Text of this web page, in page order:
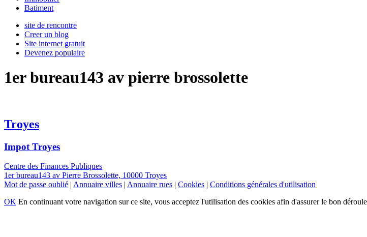
Batiment
site de rencontre
Creer un blog
Site internet gratuit
Devenez populaire
1er bureau143 av pierre brossolette
Troyes
Impot Troyes
Centre des Finances Publiques
1er bureau143 av Pierre Brossolette, 10000 Troyes
Mot de passe oublié | Annuaire villes | Annuaire rues | Cookies | Conditions générales d'utilisation
OK En continuant votre navigation sur ce site, vous acceptez l'utilisation des cookies afin d'assurer le bon